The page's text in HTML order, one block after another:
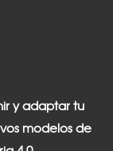
y adaptar tu
modelos de